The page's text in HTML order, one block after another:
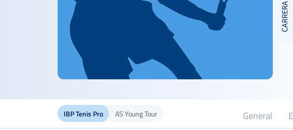
CARRERA
IBP Tenis Pro AS Young Tour General